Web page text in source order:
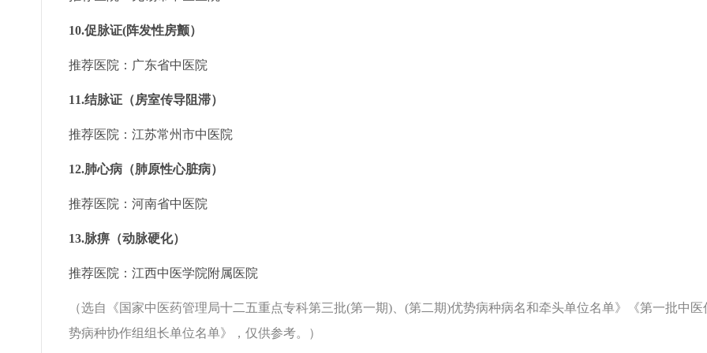
10.促脉证(阵发性房颤）
推荐医院：广东省中医院
11.结脉证（房室传导阻滞）
推荐医院：江苏常州市中医院
12.肺心病（肺原性心脏病）
推荐医院：河南省中医院
13.脉痹（动脉硬化）
推荐医院：江西中医学院附属医院
（选自《国家中医药管理局十二五重点专科第三批(第一期)、(第二期)优势病种病名和牵头单位名单》《第一批中医
势病种协作组组长单位名单》，仅供参考。）